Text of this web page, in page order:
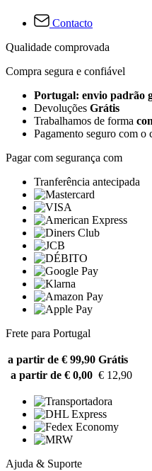
Contacto
Qualidade comprovada
Compra segura e confiável
Portugal: envio padrão
Devoluções Grátis
Trabalhamos de forma
Pagamento seguro com o
Pagar com segurança com
Tranferência antecipada
Frete para Portugal
a partir de € 99,90 Grátis
a partir de € 0,00 € 12,90
Ajuda & Suporte